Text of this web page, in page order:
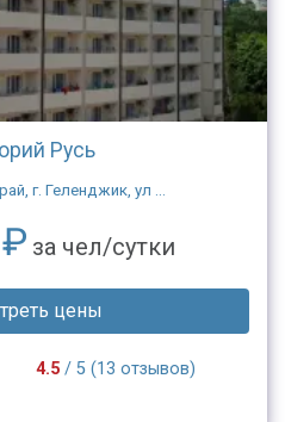
Русь
г. Геленджик, ул ...
₽ за чел/сутки
цены
4.5/ 5 (13 отзывов)